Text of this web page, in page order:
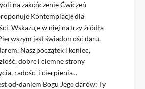
na zakończenie Ćwiczeń
Kontemplację dla
Wskazuje w niej na trzy źródła
jest świadomość daru.
Nasz początek i koniec,
dobre i ciemne strony
radości i cierpienia…
od-daniem Bogu Jego darów: Ty